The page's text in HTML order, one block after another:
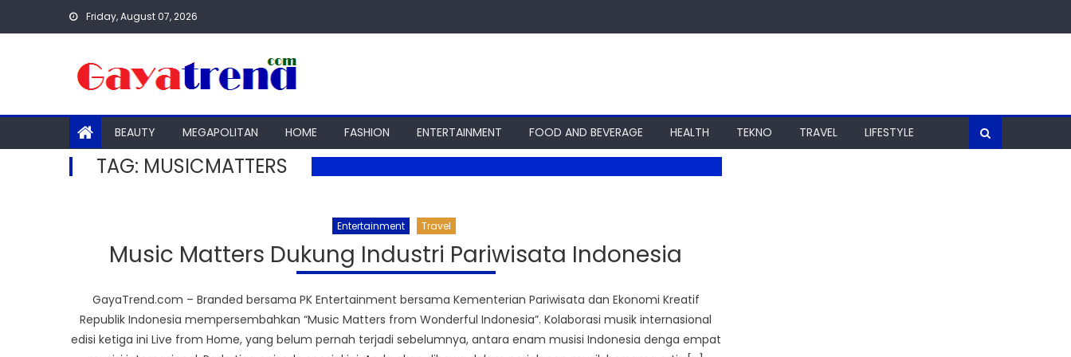
Friday, August 07, 2026
BEAUTY MEGAPOLITAN HOME FASHION ENTERTAINMENT FOOD AND BEVERAGE HEALTH TEKNO TRAVEL LIFESTYLE
TAG: MUSICMATTERS
Entertainment Travel
Music Matters Dukung Industri Pariwisata Indonesia
GayaTrend.com – Branded bersama PK Entertainment bersama Kementerian Pariwisata dan Ekonomi Kreatif
Republik Indonesia mempersembahkan “Music Matters from Wonderful Indonesia”. Kolaborasi musik internasional
edisi ketiga ini Live from Home, yang belum pernah terjadi sebelumnya, antara enam musisi Indonesia denga empat